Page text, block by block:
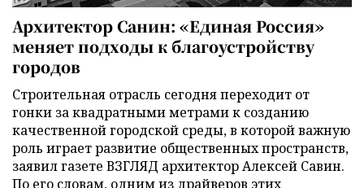
Архитектор Санин: «Единая Россия»
меняет подходы к благоустройству
городов
Строительная отрасль сегодня переходит от
гонки за квадратными метрами к созданию
качественной городской среды, в которой важную
роль играет развитие общественных пространств,
заявил газете ВЗГЛЯД архитектор Алексей Савин.
По его словам, одним из драйверов этих